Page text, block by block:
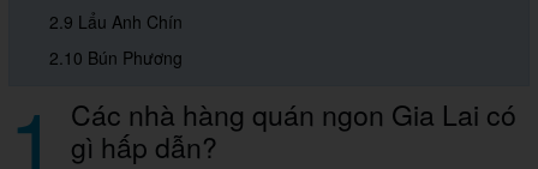
2.9 Lẩu Anh Chín
2.10 Bún Phương
1 Các nhà hàng quán ngon Gia Lai có
gì hấp dẫn?